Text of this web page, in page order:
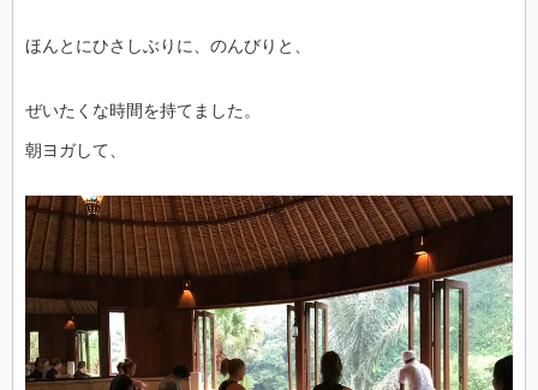
ほんとにひさしぶりに、のんびりと、
ぜいたくな時間を持てました。
朝ヨガして、